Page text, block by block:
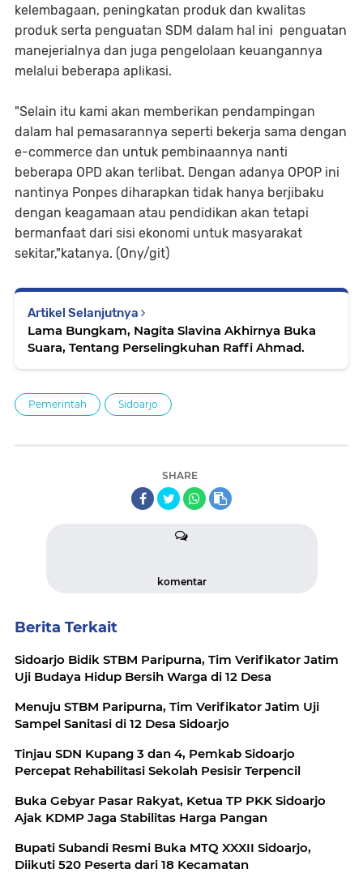
kelembagaan, peningkatan produk dan kwalitas
produk serta penguatan SDM dalam hal ini penguatan
manejerialnya dan juga pengelolaan keuangannya
melalui beberapa aplikasi.
"Selain itu kami akan memberikan pendampingan
dalam hal pemasarannya seperti bekerja sama dengan
e-commerce dan untuk pembinaannya nanti
beberapa OPD akan terlibat. Dengan adanya OPOP ini
nantinya Ponpes diharapkan tidak hanya berjibaku
dengan keagamaan atau pendidikan akan tetapi
bermanfaat dari sisi ekonomi untuk masyarakat
sekitar,"katanya. (Ony/git)
Artikel Selanjutnya
Lama Bungkam, Nagita Slavina Akhirnya Buka
Suara, Tentang Perselingkuhan Raffi Ahmad.
Pemerintah Sidoarjo
SHARE
komentar
Berita Terkait
Sidoarjo Bidik STBM Paripurna, Tim Verifikator Jatim
Uji Budaya Hidup Bersih Warga di 12 Desa
Menuju STBM Paripurna, Tim Verifikator Jatim Uji
Sampel Sanitasi di 12 Desa Sidoarjo
Tinjau SDN Kupang 3 dan 4, Pemkab Sidoarjo
Percepat Rehabilitasi Sekolah Pesisir Terpencil
Buka Gebyar Pasar Rakyat, Ketua TP PKK Sidoarjo
Ajak KDMP Jaga Stabilitas Harga Pangan
Bupati Subandi Resmi Buka MTQ XXXII Sidoarjo,
Diikuti 520 Peserta dari 18 Kecamatan